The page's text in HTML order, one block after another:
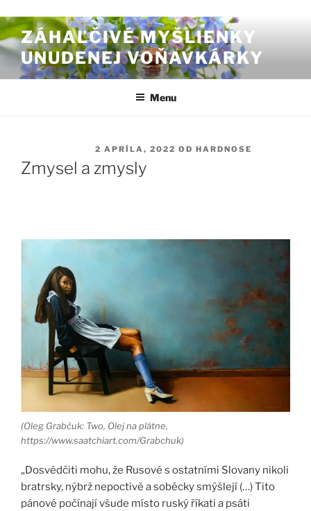
ZÁHAĽČIVÉ MYŠLIENKY
UNUDENEJ VOŇAVKÁRKY
Menu
2 APRÍLA, 2022 OD HARDNOSE
Zmysel a zmysly
(Oleg Grabčuk: Two, Olej na plátne,
https://www.saatchiart.com/Grabchuk)
„Dosvědčiti mohu, že Rusové s ostatními Slovany nikoli
bratrsky, nýbrž nepoctivě a soběcky smýšlejí (…) Tito
pánové počínají všude místo ruský říkati a psáti